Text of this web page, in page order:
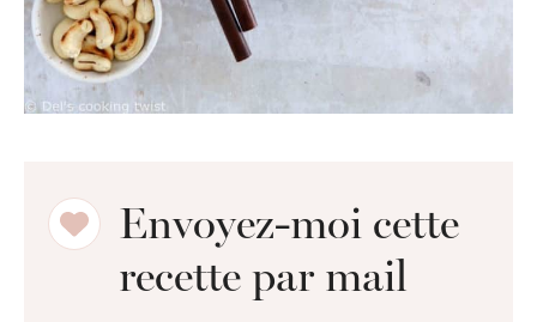
Envoyez-moi cette
recette par mail